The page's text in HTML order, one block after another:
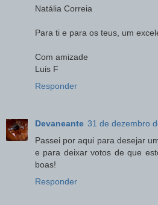
Natália Correia
Para ti e para os teus, um
Com amizade
Luis F
Responder
Devaneante 31 de dezembro
Passei por aqui para desejar
e para deixar votos de que
boas!
Responder